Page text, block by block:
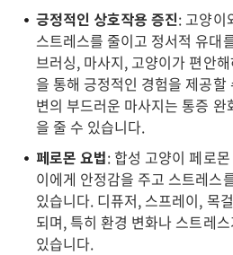
긍정적인 상호작용 증진: 고양이
스트레스를 줄이고 정서적 유대
브러싱, 마사지, 고양이가 편안
을 통해 긍정적인 경험을 제공할
변의 부드러운 마사지는 통증
을 줄 수 있습니다.
페로몬 요법: 합성 고양이 페로
이에게 안정감을 주고 스트레스
있습니다. 디퓨저, 스프레이, 목
되며, 특히 환경 변화나 스트레
있습니다.